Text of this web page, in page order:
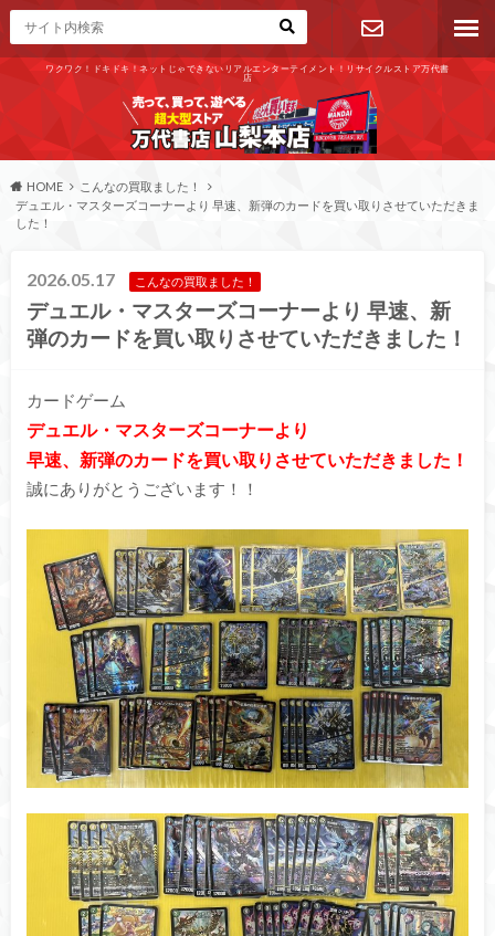
ワクワク！ドキドキ！ネットじゃできないリアルエンターテイメント！リサイクルストア万代書
店
お問い合わ
せ
HOME
こんなの買取ました！
デュエル・マスターズコーナーより 早速、新弾のカードを買い取りさせていただきま
した！
2026.05.17 こんなの買取ました！
デュエル・マスターズコーナーより 早速、新
弾のカードを買い取りさせていただきました！
カードゲーム
デュエル・マスターズコーナーより
早速、新弾のカードを買い取りさせていただきました！
誠にありがとうございます！！